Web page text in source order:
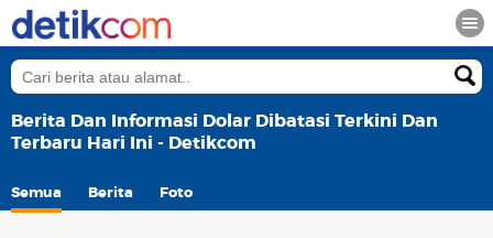
Berita Dan Informasi Dolar Dibatasi Terkini Dan
Terbaru Hari Ini - Detikcom
Semua Berita Foto